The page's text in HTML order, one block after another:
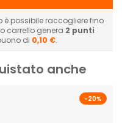
possibile raccogliere fino
carrello genera 2 punti
di 0,10 €.
anche
-20%